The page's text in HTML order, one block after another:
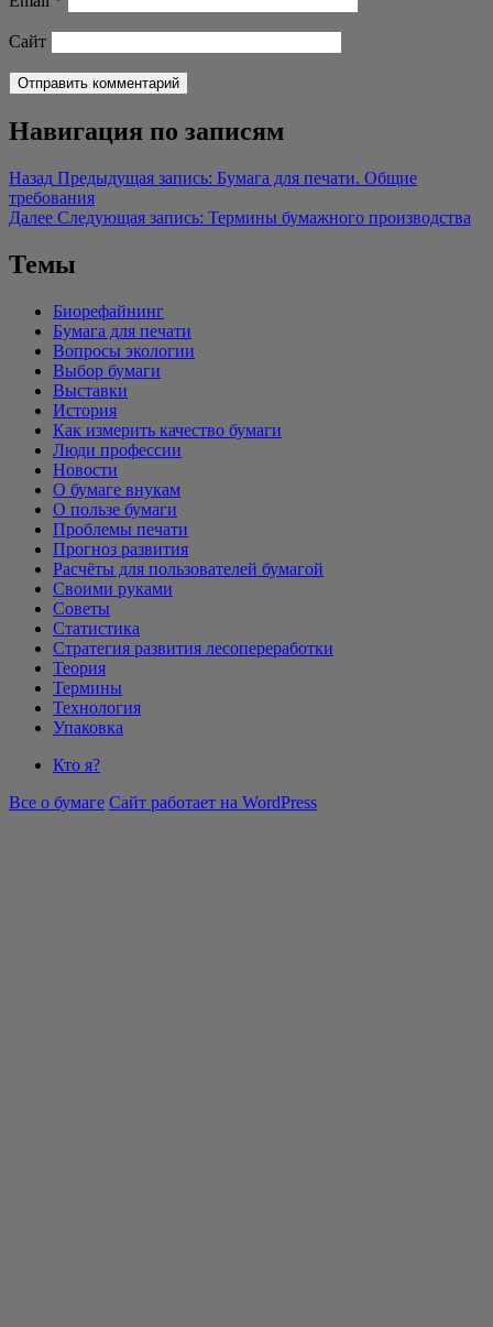
Сайт
Навигация по записям
Назад Предыдущая запись: Бумага для печати. Общие
требования
Далее Следующая запись: Термины бумажного производства
Темы
Биорефайнинг
Бумага для печати
Вопросы экологии
Выбор бумаги
Выставки
История
Как измерить качество бумаги
Люди профессии
Новости
О бумаге внукам
О пользе бумаги
Проблемы печати
Прогноз развития
Расчёты для пользователей бумагой
Своими руками
Советы
Статистика
Стратегия развития лесопереработки
Теория
Термины
Технология
Упаковка
Кто я?
Все о бумаге Сайт работает на WordPress